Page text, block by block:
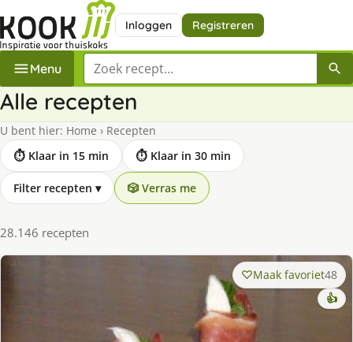
Inloggen Registreren
Menu Zoek een recept
Alle recepten
U bent hier: Home › Recepten
⏱ Klaar in 15 min
⏱ Klaar in 30 min
Filter recepten ▾ 🎲 Verras me
28.146 recepten
Maak favoriet48
👍